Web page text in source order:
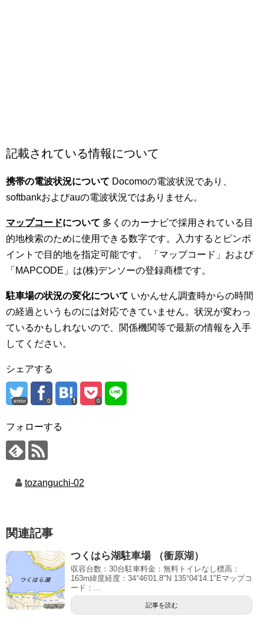
記載されている情報について
携帯の電波状況について Docomoの電波状況であり、
softbankおよびauの電波状況ではありません。
マップコードについて 多くのカーナビで採用されている目
的地検索のために使用できる数字です。入力するとピンポ
イントで目的地を指定可能です。 「マップコード」および
「MAPCODE」は(株)デンソーの登録商標です。
駐車場の状況の変化について いかんせん調査時からの時間
の経過というものには対応できていません。状況が変わっ
ているかもしれないので、関係機関等で最新の情報を入手
してください。
シェアする
error 0 0
フォローする
tozanguchi-02
関連記事
つくはら湖駐車場 （衝原湖）
収容台数：30台駐車料金：無料トイレなし標高：
163m緯度経度：34°46'01.8"N 135°04'14.1"Eマップコ
ード：...
記事を読む